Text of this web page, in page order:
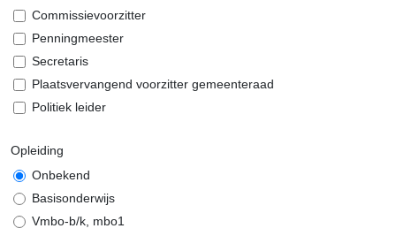
Commissievoorzitter
Penningmeester
Secretaris
Plaatsvervangend voorzitter gemeenteraad
Politiek leider
Opleiding
Onbekend
Basisonderwijs
Vmbo-b/k, mbo1